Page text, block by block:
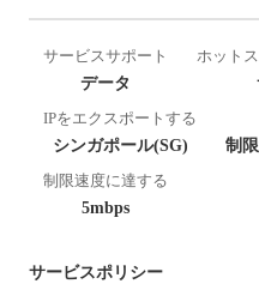
サービスサポート
データ
ホット
IPをエクスポートする
シンガポール(SG)
制
制限速度に達する
5mbps
サービスポリシー